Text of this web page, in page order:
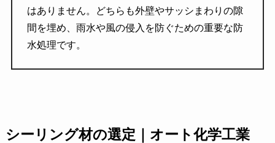
はありません。どちらも外壁やサッシまわりの隙
間を埋め、雨水や風の侵入を防ぐための重要な防
水処理です。
シーリング材の選定｜オート化学工業